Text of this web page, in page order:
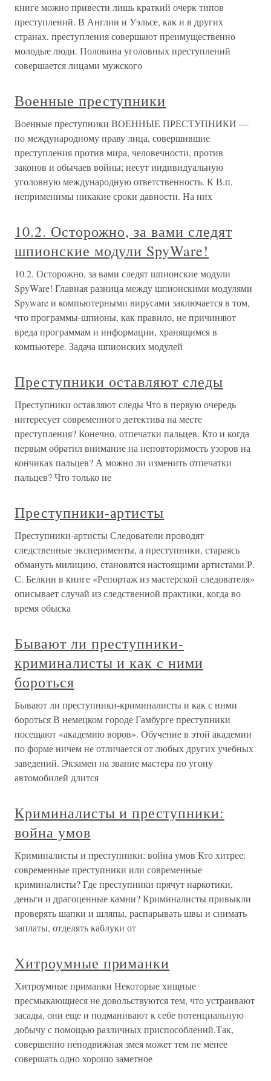
книге можно привести лишь краткий очерк типов
преступлений. В Англии и Уэльсе, как и в других
странах, преступления совершают преимущественно
молодые люди. Половина уголовных преступлений
совершается лицами мужского
Военные преступники
Военные преступники ВОЕННЫЕ ПРЕСТУПНИКИ —
по международному праву лица, совершившие
преступления против мира, человечности, против
законов и обычаев войны; несут индивидуальную
уголовную международную ответственность. К В.п.
неприменимы никакие сроки давности. На них
10.2. Осторожно, за вами следят
шпионские модули SpyWare!
10.2. Осторожно, за вами следят шпионские модули
SpyWare! Главная разница между шпионскими модулями
Spyware и компьютерными вирусами заключается в том,
что программы-шпионы, как правило, не причиняют
вреда программам и информации, хранящимся в
компьютере. Задача шпионских модулей
Преступники оставляют следы
Преступники оставляют следы Что в первую очередь
интересует современного детектива на месте
преступления? Конечно, отпечатки пальцев. Кто и когда
первым обратил внимание на неповторимость узоров на
кончиках пальцев? А можно ли изменить отпечатки
пальцев? Что только не
Преступники-артисты
Преступники-артисты Следователи проводят
следственные эксперименты, а преступники, стараясь
обмануть милицию, становятся настоящими артистами.Р.
С. Белкин в книге «Репортаж из мастерской следователя»
описывает случай из следственной практики, когда во
время обыска
Бывают ли преступники-
криминалисты и как с ними
бороться
Бывают ли преступники-криминалисты и как с ними
бороться В немецком городе Гамбурге преступники
посещают «академию воров». Обучение в этой академии
по форме ничем не отличается от любых других учебных
заведений. Экзамен на звание мастера по угону
автомобилей длится
Криминалисты и преступники:
война умов
Криминалисты и преступники: война умов Кто хитрее:
современные преступники или современные
криминалисты? Где преступники прячут наркотики,
деньги и драгоценные камни? Криминалисты привыкли
проверять шапки и шляпы, распарывать швы и снимать
заплаты, отделять каблуки от
Хитроумные приманки
Хитроумные приманки Некоторые хищные
пресмыкающиеся не довольствуются тем, что устраивают
засады, они еще и подманивают к себе потенциальную
добычу с помощью различных приспособлений.Так,
совершенно неподвижная змея может тем не менее
совершать одно хорошо заметное